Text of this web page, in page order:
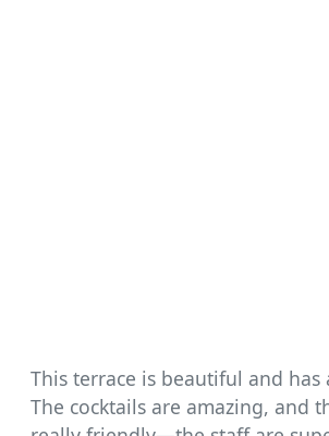
This terrace is beautiful and has
The cocktails are amazing, and